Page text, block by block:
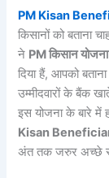
PM Kisan
किसानों को बताना
ने PM किसान योजना
दिया हैं, आपको
उम्मीदवारों के बैंक
इस योजना के बारे में
Kisan
अंत तक जरुर अच्छे